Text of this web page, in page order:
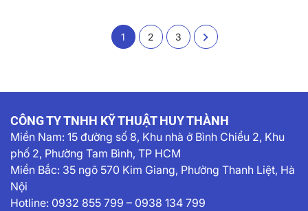
1 2 3
CÔNG TY TNHH KỸ THUẬT HUY THÀNH
Miền Nam: 15 đường số 8, Khu nhà ở Bình Chiểu 2, Khu
phố 2, Phường Tam Bình, TP HCM
Miền Bắc: 35 ngõ 570 Kim Giang, Phường Thanh Liệt, Hà
Nội
Hotline: 0932 855 799 – 0938 134 799